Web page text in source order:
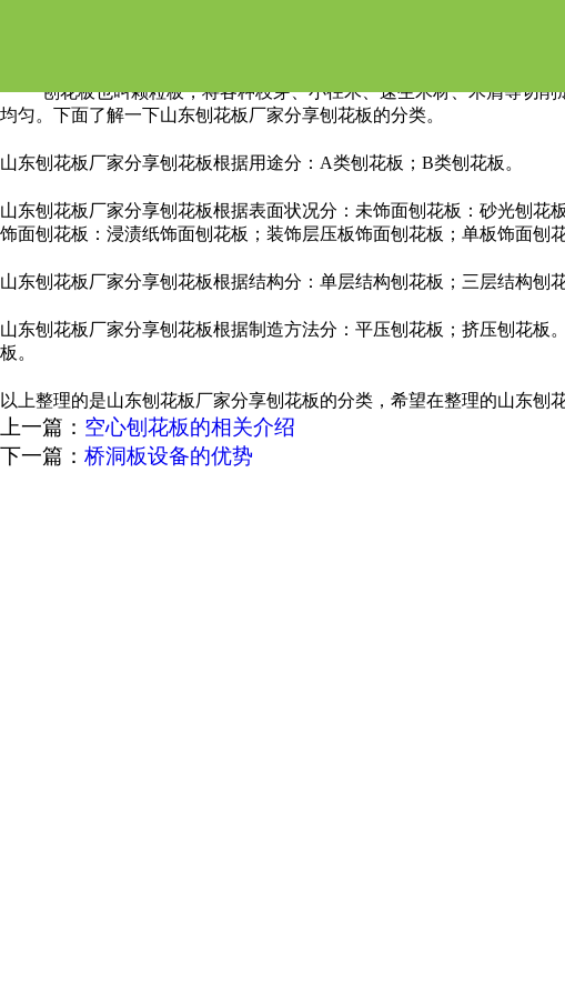
刨花板也叫颗粒板，将各种枝芽、小径木、速生木材、木屑等切
均匀。下面了解一下山东刨花板厂家分享刨花板的分类。
山东刨花板厂家分享刨花板根据用途分：A类刨花板；B类刨花板。
山东刨花板厂家分享刨花板根据表面状况分：未饰面刨花板：砂光刨花
饰面刨花板：浸渍纸饰面刨花板；装饰层压板饰面刨花板；单板饰面刨
山东刨花板厂家分享刨花板根据结构分：单层结构刨花板；三层结构刨
山东刨花板厂家分享刨花板根据制造方法分：平压刨花板；挤压刨花
板。
以上整理的是山东刨花板厂家分享刨花板的分类，希望在整理的山东刨
上一篇： 空心刨花板的相关介绍
下一篇： 桥洞板设备的优势